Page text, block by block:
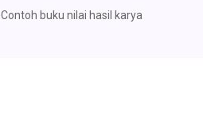
Contoh buku nilai hasil karya